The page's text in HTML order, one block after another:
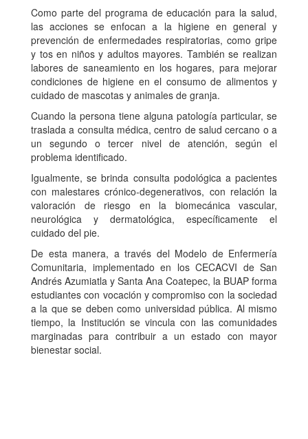
Como parte del programa de educación para la salud,
las acciones se enfocan a la higiene en general y
prevención de enfermedades respiratorias, como gripe
y tos en niños y adultos mayores. También se realizan
labores de saneamiento en los hogares, para mejorar
condiciones de higiene en el consumo de alimentos y
cuidado de mascotas y animales de granja.
Cuando la persona tiene alguna patología particular, se
traslada a consulta médica, centro de salud cercano o a
un segundo o tercer nivel de atención, según el
problema identificado.
Igualmente, se brinda consulta podológica a pacientes
con malestares crónico-degenerativos, con relación la
valoración de riesgo en la biomecánica vascular,
neurológica y dermatológica, específicamente el
cuidado del pie.
De esta manera, a través del Modelo de Enfermería
Comunitaria, implementado en los CECACVI de San
Andrés Azumiatla y Santa Ana Coatepec, la BUAP forma
estudiantes con vocación y compromiso con la sociedad
a la que se deben como universidad pública. Al mismo
tiempo, la Institución se vincula con las comunidades
marginadas para contribuir a un estado con mayor
bienestar social.